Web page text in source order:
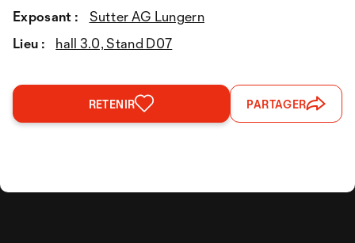
Exposant :
Sutter AG Lungern
Lieu :
hall 3.0, Stand D07
RETENIR PARTAGER